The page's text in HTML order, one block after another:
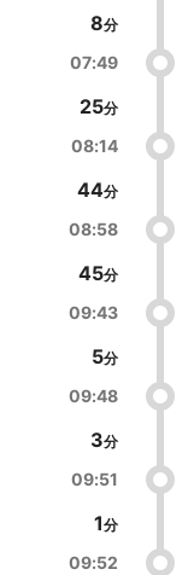
8
07:49
25
08:14
44
08:58
45
09:43
5
09:48
3
09:51
1
09:52